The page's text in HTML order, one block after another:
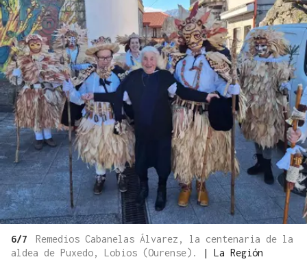
6/7
Remedios Cabanelas Álvarez, la centenaria de la
aldea de Puxedo, Lobios (Ourense).
| La Región